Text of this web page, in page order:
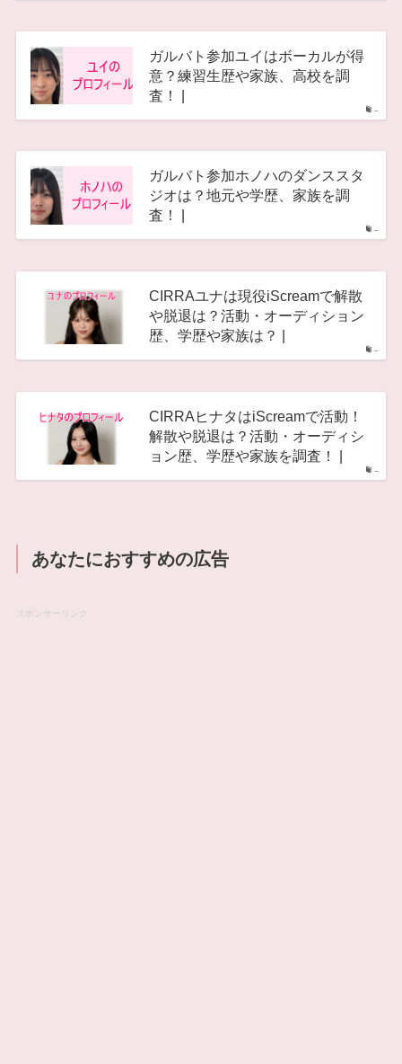
–
ガルバト参加ユイはボーカルが得
意？練習生歴や家族、高校を調
査！ |
–
ガルバト参加ホノハのダンススタ
ジオは？地元や学歴、家族を調
査！ |
–
CIRRAユナは現役iScreamで解散
や脱退は？活動・オーディション
歴、学歴や家族は？ |
–
CIRRAヒナタはiScreamで活動！
解散や脱退は？活動・オーディシ
ョン歴、学歴や家族を調査！ |
あなたにおすすめの広告
スポンサーリンク